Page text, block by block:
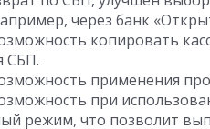
через банк
копировать
СБП.
применения
при
режим, что позволит